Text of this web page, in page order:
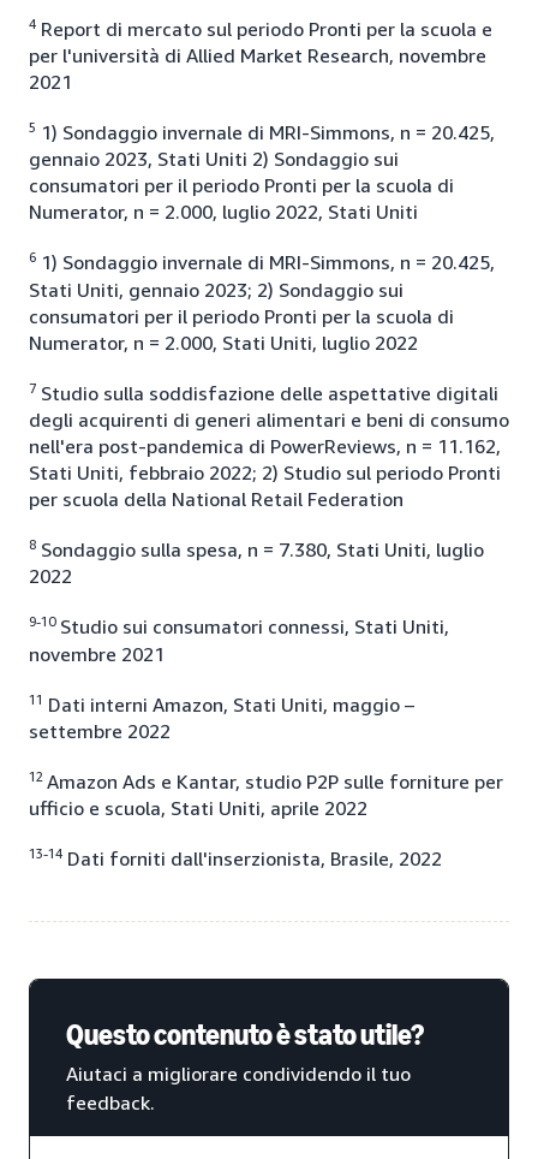
4 Report di mercato sul periodo Pronti per la scuola e
per l'università di Allied Market Research, novembre
2021
5 1) Sondaggio invernale di MRI-Simmons, n = 20.425,
gennaio 2023, Stati Uniti 2) Sondaggio sui
consumatori per il periodo Pronti per la scuola di
Numerator, n = 2.000, luglio 2022, Stati Uniti
6 1) Sondaggio invernale di MRI-Simmons, n = 20.425,
Stati Uniti, gennaio 2023; 2) Sondaggio sui
consumatori per il periodo Pronti per la scuola di
Numerator, n = 2.000, Stati Uniti, luglio 2022
7 Studio sulla soddisfazione delle aspettative digitali
degli acquirenti di generi alimentari e beni di consumo
nell'era post-pandemica di PowerReviews, n = 11.162,
Stati Uniti, febbraio 2022; 2) Studio sul periodo Pronti
per scuola della National Retail Federation
8 Sondaggio sulla spesa, n = 7.380, Stati Uniti, luglio
2022
9-10Studio sui consumatori connessi, Stati Uniti,
novembre 2021
11 Dati interni Amazon, Stati Uniti, maggio –
settembre 2022
12 Amazon Ads e Kantar, studio P2P sulle forniture per
ufficio e scuola, Stati Uniti, aprile 2022
13-14 Dati forniti dall'inserzionista, Brasile, 2022
Questo contenuto è stato utile?
Aiutaci a migliorare condividendo il tuo
feedback.